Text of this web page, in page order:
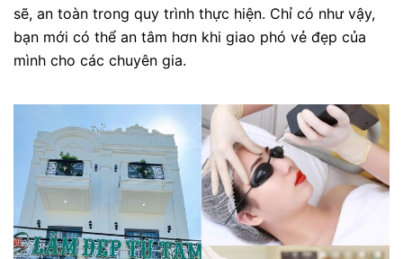
sẽ, an toàn trong quy trình thực hiện. Chỉ có như vậy,
bạn mới có thể an tâm hơn khi giao phó vẻ đẹp của
mình cho các chuyên gia.